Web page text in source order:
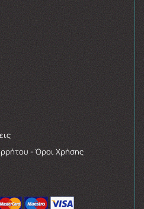
- Όροι Χρήσης